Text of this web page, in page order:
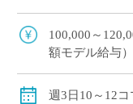
ら、調整OK
100,000～
額モデル給与）
※ご勤務スタ
週3日10～12コ